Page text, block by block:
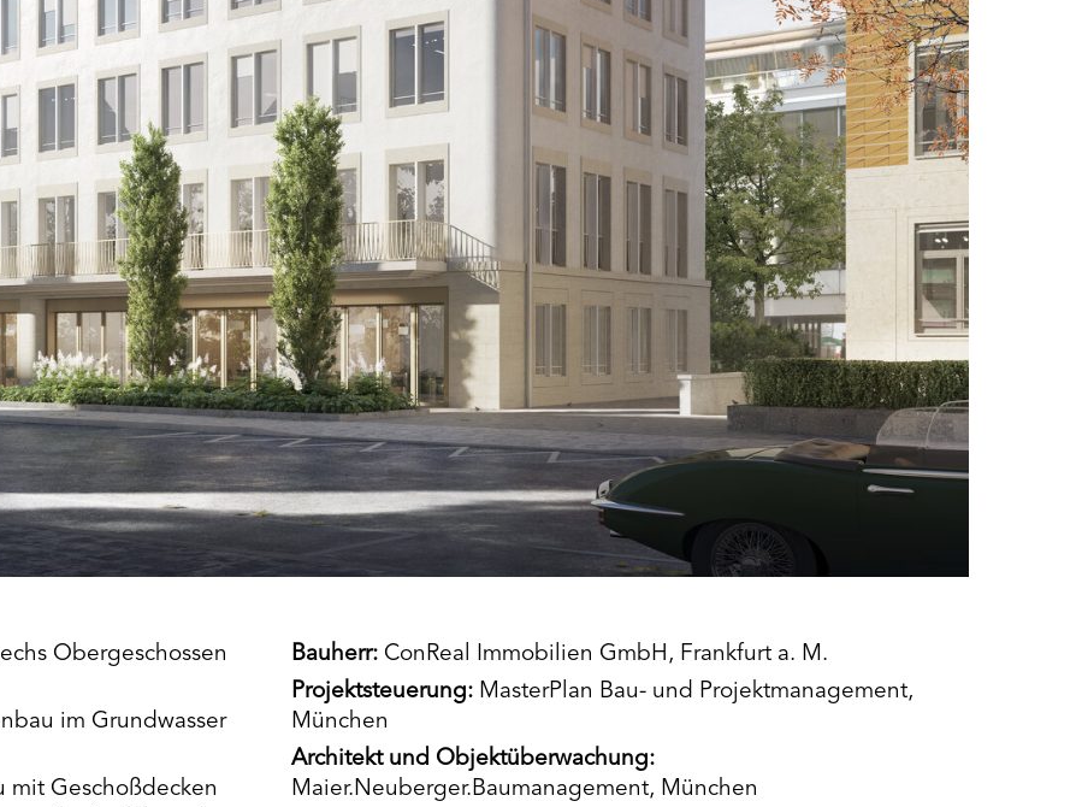
Obergeschossen
im Grundwasser
mit Geschoßdecken
Bauherr: ConReal Immobilien GmbH, Frankfurt a. M.
Projektsteuerung: MasterPlan Bau- und Projektmanagement,
München
Architekt und Objektüberwachung:
Maier.Neuberger.Baumanagement, München